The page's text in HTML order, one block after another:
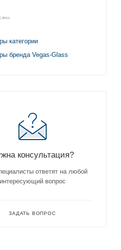
категории
бренда Vegas-Glass
консультация?
ответят на любой
интересующий вопрос
ЗАДАТЬ ВОПРОС